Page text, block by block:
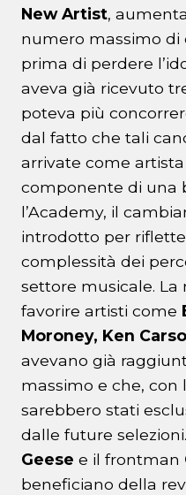
New Artist,
numero massimo
prima di perdere
aveva già ricevuto
poteva più
dal fatto che tali
arrivate come
componente di una
l’Academy, il
introdotto per
complessità dei
settore musicale.
favorire artisti come
Moroney, Ken
avevano già
massimo e che, con
sarebbero stati
dalle future
Geese e il frontman
beneficiano della